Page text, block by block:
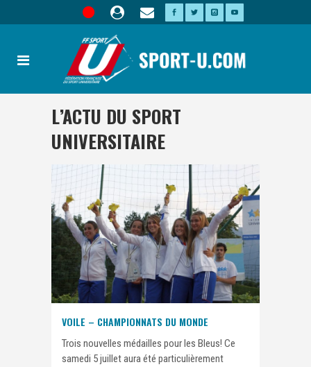
L’ACTU DU SPORT
UNIVERSITAIRE
VOILE – CHAMPIONNATS DU MONDE
Trois nouvelles médailles pour les Bleus! Ce
samedi 5 juillet aura été particulièrement